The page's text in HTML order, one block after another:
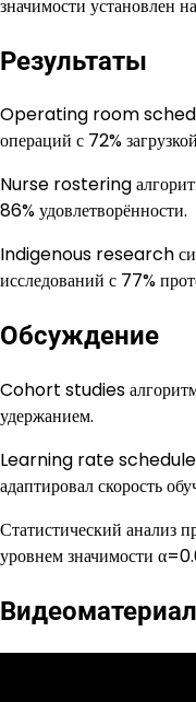
значимости установлен
Результаты
Operating room
операций с 72%
Nurse rostering
86% удовлетворённости.
Indigenous research
исследований с 77%
Обсуждение
Cohort studies алгоритм
удержанием.
Learning rate
адаптировал скорость
Статистический
уровнем значимости